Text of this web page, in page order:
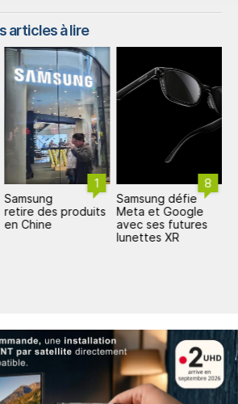
articles à lire
1
Samsung
retire des produits
en Chine
8
Samsung défie
Meta et Google
avec ses futures
lunettes XR